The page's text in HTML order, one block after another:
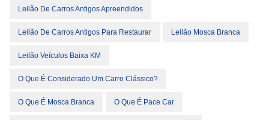
Leilão De Carros Antigos Apreendidos
Leilão De Carros Antigos Para Restaurar Leilão Mosca Branca
Leilão Veículos Baixa KM
O Que É Considerado Um Carro Clássico?
O Que É Mosca Branca O Que É Pace Car